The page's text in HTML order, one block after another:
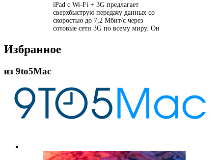
iPad с Wi-Fi + 3G предлагает
сверхбыструю передачу данных со
скоростью до 7,2 Мбит/с через
сотовые сети 3G по всему миру. Он
Избранное
из 9to5Mac